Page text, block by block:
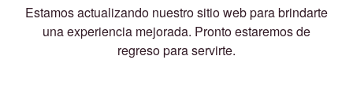
Estamos actualizando nuestro sitio web para brindarte
una experiencia mejorada. Pronto estaremos de
regreso para servirte.